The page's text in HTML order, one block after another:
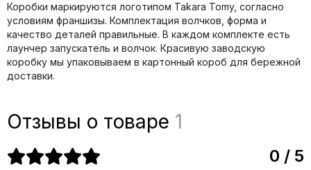
Коробки маркируются логотипом Takara Tomy, согласно
условиям франшизы. Комплектация волчков, форма и
качество деталей правильные. В каждом комплекте есть
лаунчер запускатель и волчок. Красивую заводскую
коробку мы упаковываем в картонный короб для бережной
доставки.
Отзывы о товаре 1
0 / 5